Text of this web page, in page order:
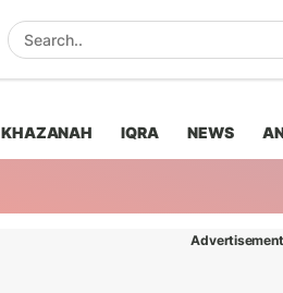
KHAZANAH IQRA NEWS
Advertisement